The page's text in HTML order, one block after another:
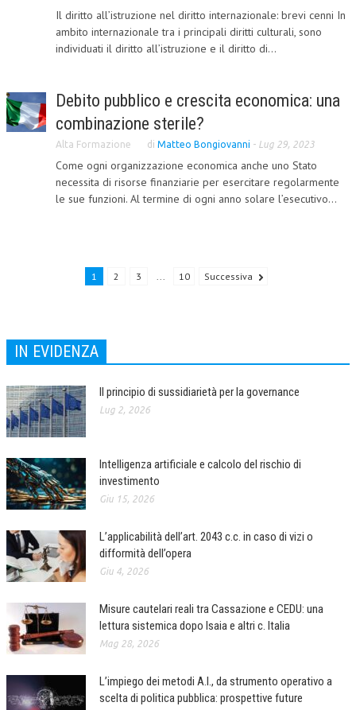
COSTITUZIONALE
TRIBUTARIA
PENALE
ARCHIVIO EVENTI (FINO AL 2022)
BOLLETTINO FINANZIAMENTI
DOCUMENTI
MANUALI E MONOGRAFIE
TESI DI LAUREA
INVITI E PROMOZIONI
Il diritto all’istruzione nel diritto internazionale: brevi cenni In
ambito internazionale tra i principali diritti culturali, sono
individuati il diritto all’istruzione e il diritto di...
Debito pubblico e crescita economica: una
combinazione sterile?
Alta Formazione di Matteo Bongiovanni - Lug 29, 2023
Come ogni organizzazione economica anche uno Stato
necessita di risorse finanziarie per esercitare regolarmente
le sue funzioni. Al termine di ogni anno solare l’esecutivo...
1 2 3 ... 10 Successiva
IN EVIDENZA
Il principio di sussidiarietà per la governance
Lug 2, 2026
Intelligenza artificiale e calcolo del rischio di
investimento
Giu 15, 2026
L’applicabilità dell’art. 2043 c.c. in caso di vizi o
difformità dell’opera
Giu 4, 2026
Misure cautelari reali tra Cassazione e CEDU: una
lettura sistemica dopo Isaia e altri c. Italia
Mag 28, 2026
L’impiego dei metodi A.I., da strumento operativo a
scelta di politica pubblica: prospettive future